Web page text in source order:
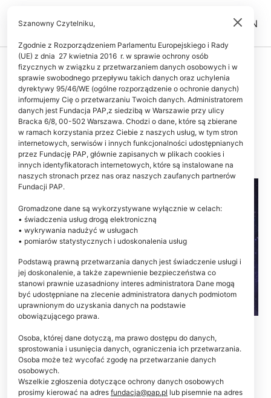
PL EN
ŚWIAT
Czas we wczesnym Wszechświecie
płynął dużo wolniej
MAREK MATACZ
08.07.2023
aktualizacja: 08.07.2023
2 minuty czytania
Fot. Adobe Stock
Badania kwazarów wskazują, że krótko po Wielkim
Wybuchu czas we Wszechświecie płynął 5 razy
wolniej niż obecnie. To zgodne z teorią
względności.
Szanowny Czytelniku,
Zgodnie z Rozporządzeniem Parlamentu Europejskiego i Rady
(UE) z dnia 27 kwietnia 2016 r. w sprawie ochrony osób
fizycznych w związku z przetwarzaniem danych osobowych i w
sprawie swobodnego przepływu takich danych oraz uchylenia
dyrektywy 95/46/WE (ogólne rozporządzenie o ochronie danych)
informujemy Cię o przetwarzaniu Twoich danych. Administratorem
danych jest Fundacja PAP,z siedzibą w Warszawie przy ulicy
Bracka 6/8, 00-502 Warszawa. Chodzi o dane, które są zbierane
w ramach korzystania przez Ciebie z naszych usług, w tym stron
internetowych, serwisów i innych funkcjonalności udostępnianych
przez Fundację PAP, głównie zapisanych w plikach cookies i
innych identyfikatorach internetowych, które są instalowane na
naszych stronach przez nas oraz naszych zaufanych partnerów
Fundacji PAP.
Gromadzone dane są wykorzystywane wyłącznie w celach:
• świadczenia usług drogą elektroniczną
• wykrywania nadużyć w usługach
• pomiarów statystycznych i udoskonalenia usług
Podstawą prawną przetwarzania danych jest świadczenie usługi i
jej doskonalenie, a także zapewnienie bezpieczeństwa co
stanowi prawnie uzasadniony interes administratora Dane mogą
być udostępniane na zlecenie administratora danych podmiotom
uprawnionym do uzyskania danych na podstawie
obowiązującego prawa.
Osoba, której dane dotyczą, ma prawo dostępu do danych,
sprostowania i usunięcia danych, ograniczenia ich przetwarzania.
Osoba może też wycofać zgodę na przetwarzanie danych
osobowych.
Wszelkie zgłoszenia dotyczące ochrony danych osobowych
prosimy kierować na adres fundacja@pap.pl lub pisemnie na adres